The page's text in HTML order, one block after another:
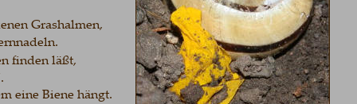
Grashalmen,
läßt,
Biene hängt.